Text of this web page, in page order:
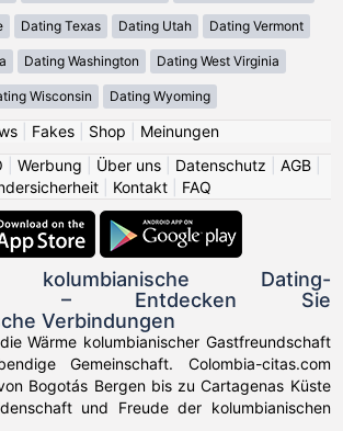
Dating Texas Dating Utah Dating Vermont
Dating Washington Dating West Virginia
Wisconsin Dating Wyoming
| Fakes| Shop
Meinungen
Werbung Über uns Datenschutz AGB
Kontakt FAQ
kolumbianische Dating-
– Entdecken Sie
Verbindungen
Wärme kolumbianischer Gastfreundschaft
Gemeinschaft. Colombia-citas.com
Bogotás Bergen bis zu Cartagenas Küste
und Freude der kolumbianischen